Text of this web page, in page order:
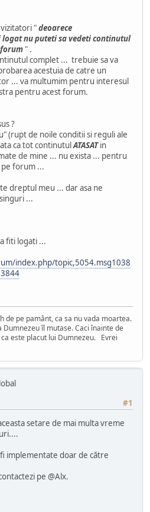
"deoarece
nu puteti sa vedeti continutul
" .
complet ... trebuie sa va
acestuia de catre un
... va multumim pentru interesul
pentru acest forum.
?
(rupt de noile conditii si reguli ale
ca tot continutulATASATin
de mine ... nu exista ... pentru
forum ...
dreptul meu ... dar asa ne
...
fiti logati ...
index.php/topic,5054.msg1038
de pe pamânt, ca sa nu vada moartea.
îl mutase. Caci înainte de
este placut lui Dumnezeu. Evrei
#1
setare de mai multa vreme
implementate doar de către
pe @Alx.